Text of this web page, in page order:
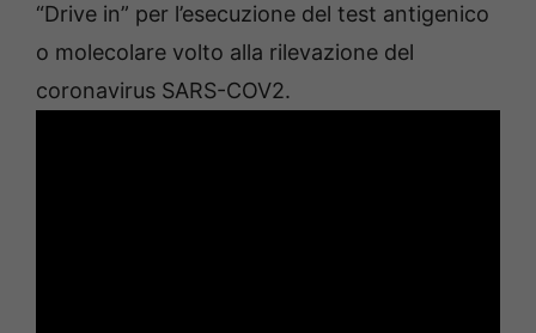
“Drive in” per l’esecuzione del test antigenico
o molecolare volto alla rilevazione del
coronavirus SARS-COV2.